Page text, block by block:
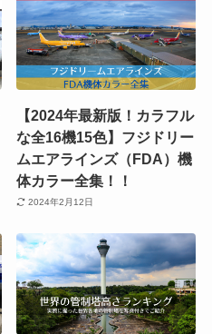
【2024年最新版！カラフル
な全16機15色】フジドリー
ムエアラインズ（FDA）機
体カラー全集！！
2024年2月12日